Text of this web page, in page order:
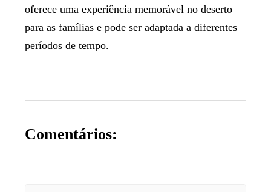
oferece uma experiência memorável no deserto
para as famílias e pode ser adaptada a diferentes
períodos de tempo.
Comentários: